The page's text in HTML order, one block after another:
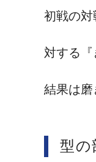
初戦の
対する『
結果は磨
型の